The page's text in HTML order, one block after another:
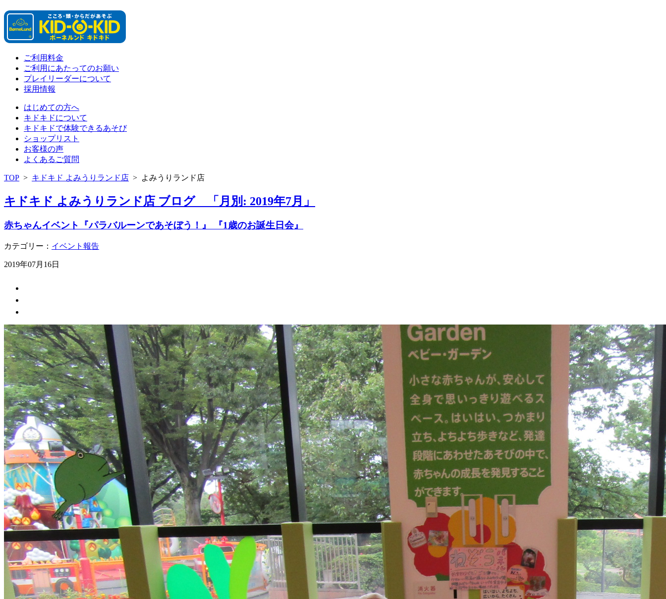
ご利用料金
ご利用にあたってのお願い
プレイリーダーについて
採用情報
はじめての方へ
キドキドについて
キドキドで体験できるあそび
ショップリスト
お客様の声
よくあるご質問
TOP > キドキド よみうりランド店 > よみうりランド店
キドキド よみうりランド店 ブログ 「月別: 2019年7月」
赤ちゃんイベント『パラバルーンであそぼう！』 『1歳のお誕生日会』
カテゴリー： イベント報告
2019年07月16日